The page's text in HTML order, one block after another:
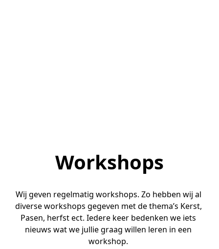
Workshops
Wij geven regelmatig workshops. Zo hebben wij al
diverse workshops gegeven met de thema’s Kerst,
Pasen, herfst ect. Iedere keer bedenken we iets
nieuws wat we jullie graag willen leren in een
workshop.